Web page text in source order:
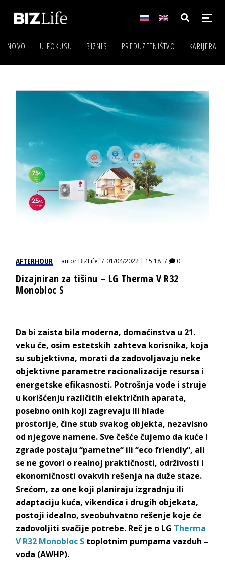
NOVO U FOKUSU BIZNIS PREDUZETNIŠTVO KARIJERA
AFTERHOUR autorBIZLife 01/04/2022 | 15:18 0
Dizajniran za tišinu – LG Therma V R32
Monobloc S
Da bi zaista bila moderna, domaćinstva u 21.
veku će, osim estetskih zahteva korisnika, koja
su subjektivna, morati da zadovoljavaju neke
objektivne parametre racionalizacije resursa i
energetske efikasnosti. Potrošnja vode i struje
u korišćenju različitih električnih aparata,
posebno onih koji zagrevaju ili hlade
prostorije, čine stub svakog objekta, nezavisno
od njegove namene. Sve češće čujemo da kuće i
zgrade postaju “pametne“ ili “eco friendly“, ali
se ne govori o realnoj praktičnosti, održivosti i
ekonomičnosti ovakvih rešenja na duže staze.
Srećom, za one koji planiraju izgradnju ili
adaptaciju kuća, vikendica i drugih objekata,
postoji idealno, sveobuhvatno rešenje koje će
zadovoljiti svačije potrebe. Reč je o LG Therma
V R32 Monobloc S toplotnim pumpama vazduh –
voda (AWHP).